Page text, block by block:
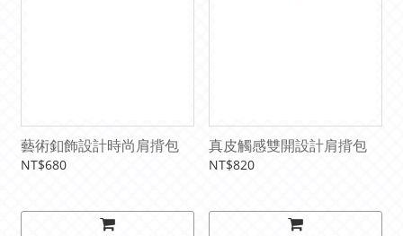
藝術釦飾設計時尚肩揹包
NT$680
真皮觸感雙開設計肩揹包
NT$820